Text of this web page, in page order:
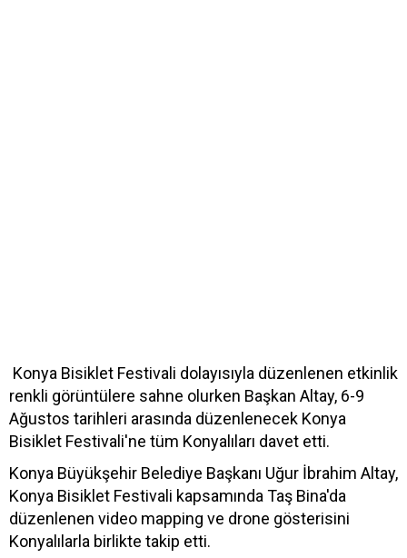
Konya Bisiklet Festivali dolayısıyla düzenlenen etkinlik
renkli görüntülere sahne olurken Başkan Altay, 6-9
Ağustos tarihleri arasında düzenlenecek Konya
Bisiklet Festivali'ne tüm Konyalıları davet etti.
Konya Büyükşehir Belediye Başkanı Uğur İbrahim Altay,
Konya Bisiklet Festivali kapsamında Taş Bina'da
düzenlenen video mapping ve drone gösterisini
Konyalılarla birlikte takip etti.